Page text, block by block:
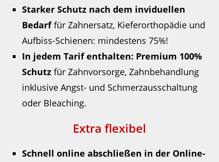
Starker Schutz nach dem inviduellen
Bedarffür Zahnersatz, Kieferorthopädie und
Aufbiss-Schienen: mindestens 75%!
In jedem Tarif enthalten: Premium 100%
Schutz für Zahnvorsorge, Zahnbehandlung
inklusive Angst- und Schmerzausschaltung
oder Bleaching.
Extra flexibel
Schnell online abschließen in der Online-